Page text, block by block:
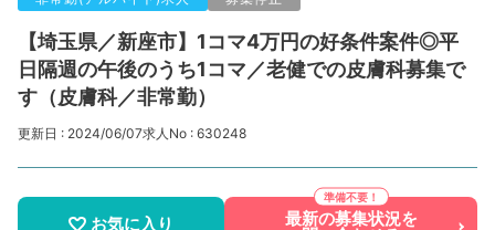
【埼玉県／新座市】1コマ4万円の好条件案件◎平
日隔週の午後のうち1コマ／老健での皮膚科募集で
す（皮膚科／非常勤）
更新日 : 2024/06/07求人No : 630248
お気に入り 最新の募集状況を